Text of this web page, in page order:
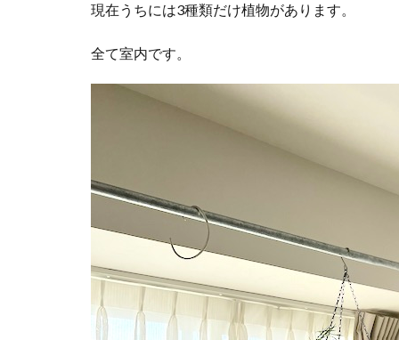
現在うちには3種類だけ植物があります。
全て室内です。